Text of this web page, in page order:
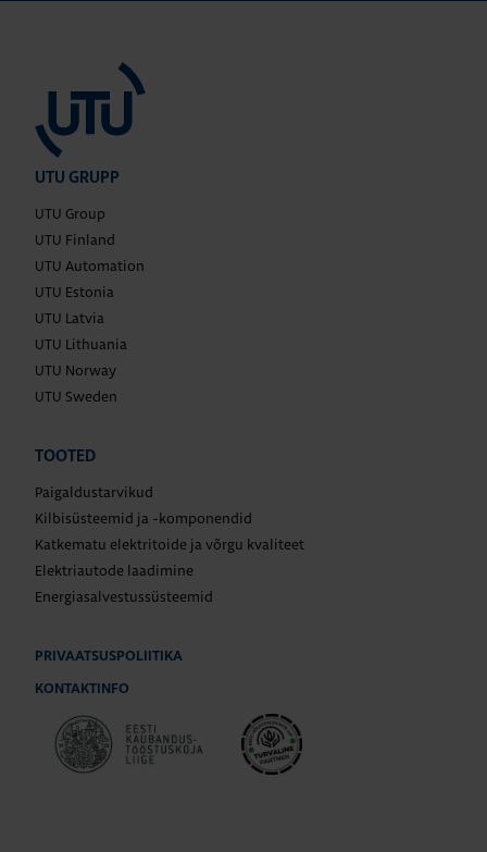
UTU GRUPP
UTU Group
UTU Finland
UTU Automation
UTU Estonia
UTU Latvia
UTU Lithuania
UTU Norway
UTU Sweden
TOOTED
Paigaldustarvikud
Kilbisüsteemid ja -komponendid
Katkematu elektritoide ja võrgu kvaliteet
Elektriautode laadimine
Energiasalvestussüsteemid
PRIVAATSUSPOLIITIKA
KONTAKTINFO